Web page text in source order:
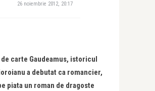
26 noiembrie 2012, 20:17
carte Gaudeamus, istoricul
a debutat ca romancier,
piata un roman de dragoste